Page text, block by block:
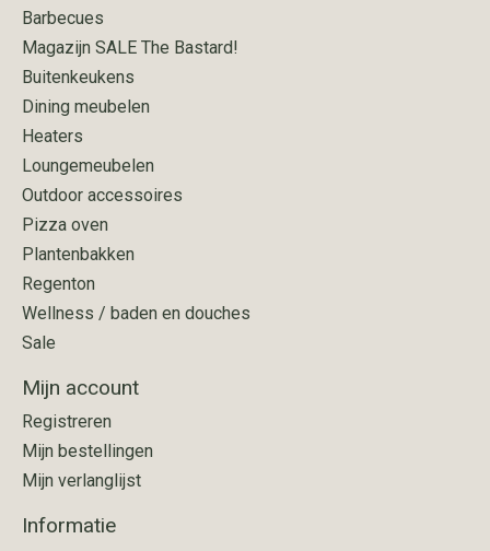
Barbecues
Magazijn SALE The Bastard!
Buitenkeukens
Dining meubelen
Heaters
Loungemeubelen
Outdoor accessoires
Pizza oven
Plantenbakken
Regenton
Wellness / baden en douches
Sale
Mijn account
Registreren
Mijn bestellingen
Mijn verlanglijst
Informatie